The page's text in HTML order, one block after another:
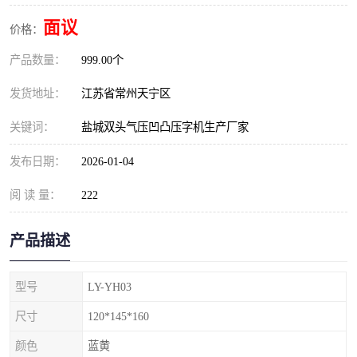
价格： 面议
产品数量： 999.00个
发货地址： 江苏省常州天宁区
关键词： 盐城双头气压凹凸压字机生产厂家
发布日期： 2026-01-04
阅 读 量： 222
产品描述
型号 LY-YH03
尺寸 120*145*160
颜色 蓝黄